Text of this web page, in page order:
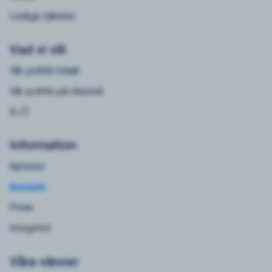
Lediga tjänster
Vad vi vill
Vår politik lokalt
Vår politik på riksnivå
A-Ö
Information
Nyheter
Kontakt
Press
Integritet
Våra vänner